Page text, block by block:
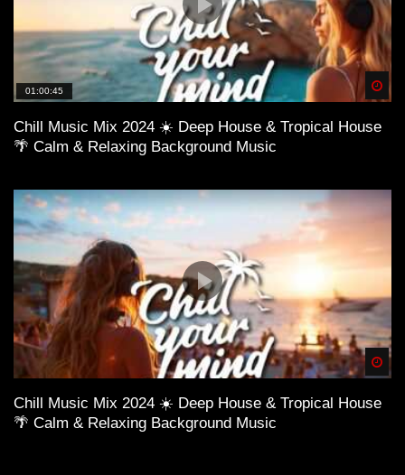
01:00:45
Chill Music Mix 2024 ☀️ Deep House & Tropical House
🌴 Calm & Relaxing Background Music
Chill Music Mix 2024 ☀️ Deep House & Tropical House
🌴 Calm & Relaxing Background Music
Anzeige
×